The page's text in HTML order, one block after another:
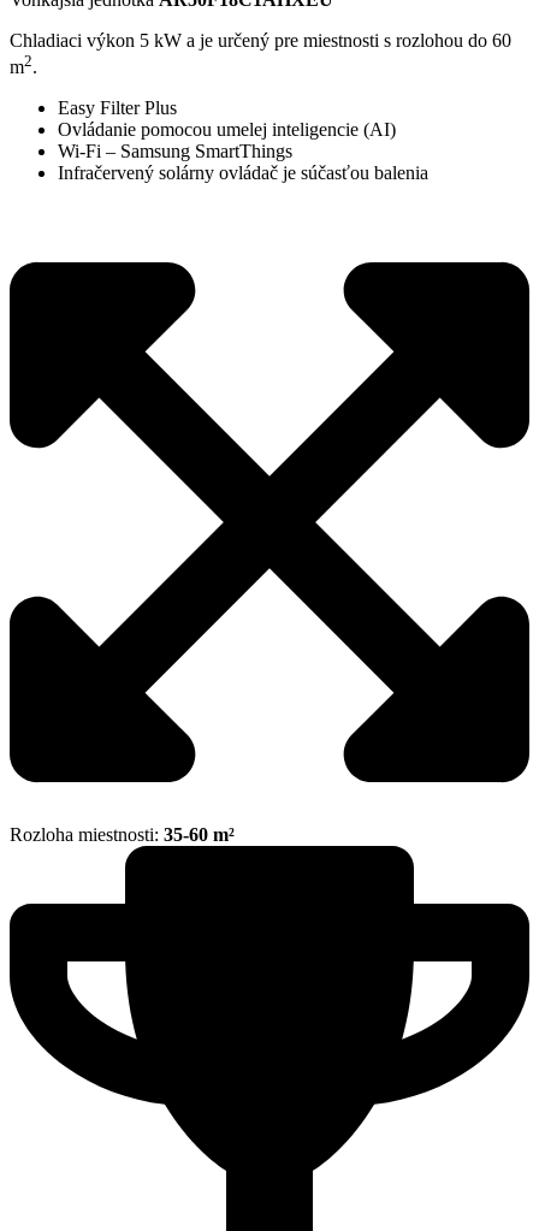
Chladiaci výkon 5 kW a je určený pre miestnosti s rozlohou do 60
m2.
Easy Filter Plus
Ovládanie pomocou umelej inteligencie (AI)
Wi-Fi – Samsung SmartThings
Infračervený solárny ovládač je súčasťou balenia
Rozloha miestnosti: 35-60 m²